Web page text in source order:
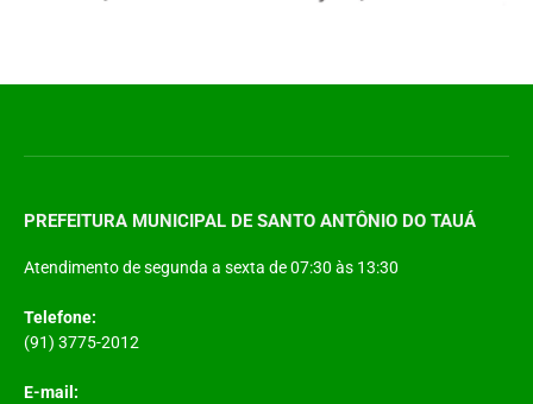
PREFEITURA MUNICIPAL DE SANTO ANTÔNIO DO TAUÁ
Atendimento de segunda a sexta de 07:30 às 13:30
Telefone:
(91) 3775-2012
E-mail: